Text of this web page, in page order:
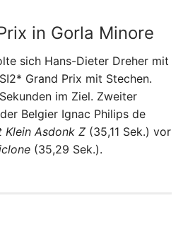
in Gorla Minore
sich Hans-Dieter Dreher mit
Grand Prix mit Stechen.
im Ziel. Zweiter
Belgier Ignac Philips de
Klein Asdonk Z (35,11 Sek.) vor
(35,29 Sek.).